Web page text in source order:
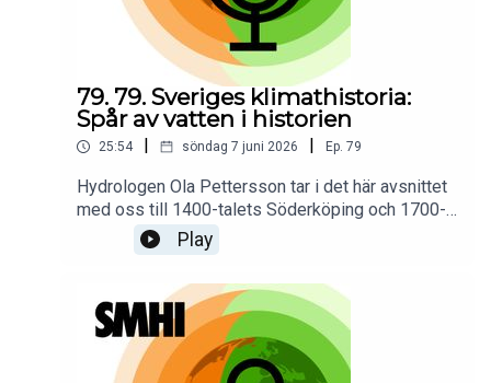
79. 79. Sveriges klimathistoria:
Spår av vatten i historien
25:54 | söndag 7 juni 2026 | Ep. 79
Hydrologen Ola Pettersson tar i det här avsnittet
med oss till 1400-talets Söderköping och 1700-
talets Södertälje. Genom två historiska händelser
visar han hur vatten kan forma både landskap och
samhälle. Händelserna ger perspektiv på hur
människor genom tiderna har levt med, anpassat
sig till och försökt kontrollera
vattnet.Programledare för poddserien Sveriges
klimathistoria är Priya Eklund.
Play